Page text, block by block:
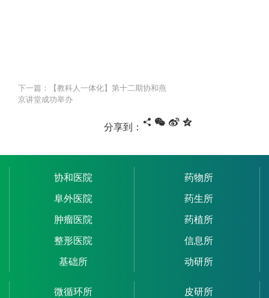
下一篇：【教科人一体化】第十二期协和燕
京讲堂成功举办
分享到：
协和医院
阜外医院
肿瘤医院
整形医院
基础所
药物所
药生所
药植所
信息所
动研所
微循环所 皮研所